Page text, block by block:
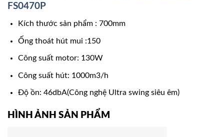
FS0470P
Kích thước sản phẩm : 700mm
Ống thoát hút mui :150
Công suất motor: 130W
Công suất hút: 1000m3/h
Độ ồn: 46dbA(Công nghệ Ultra swing siêu êm)
HÌNH ẢNH SẢN PHẨM